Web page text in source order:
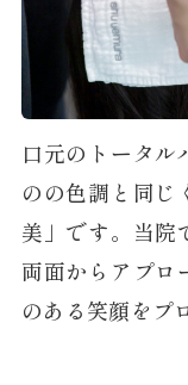
口元のトータル
のの色調と同じ
美」です。当院
両面からアプロ
のある笑顔をプ